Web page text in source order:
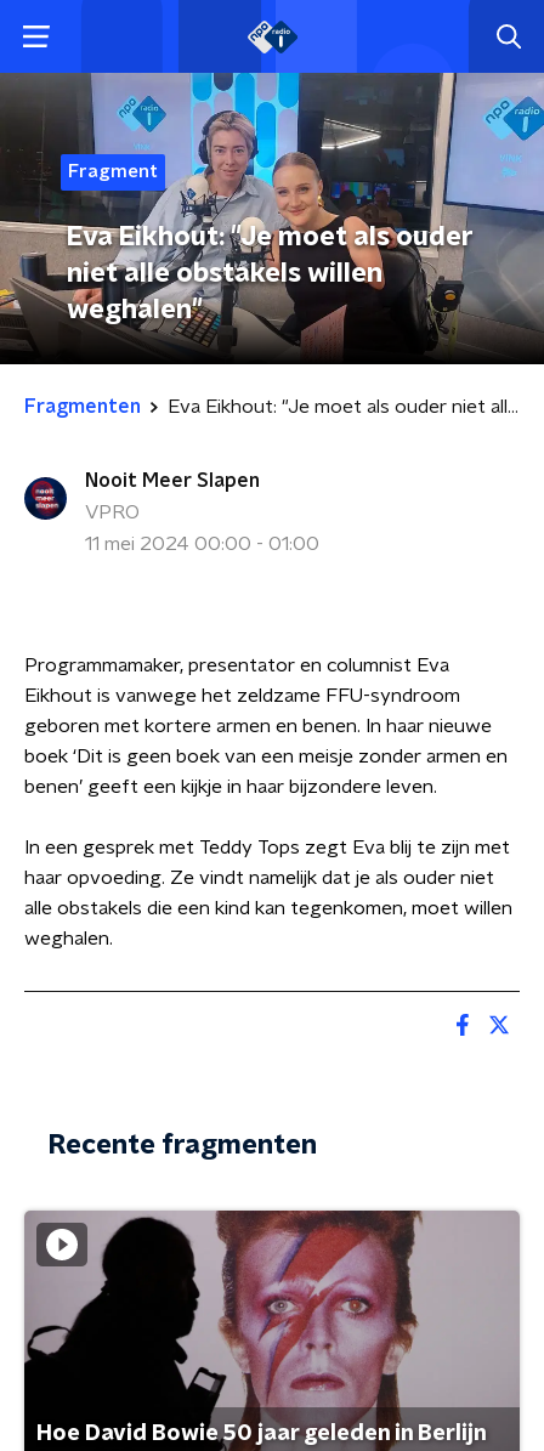
Fragment
Eva Eikhout: "Je moet als ouder
niet alle obstakels willen
weghalen"
Fragmenten Eva Eikhout: "Je moet als ouder niet alle obstakels willen weghalen"
Nooit Meer Slapen
VPRO
11 mei 2024 00:00 - 01:00
Programmamaker, presentator en columnist Eva
Eikhout is vanwege het zeldzame FFU-syndroom
geboren met kortere armen en benen. In haar nieuwe
boek ‘Dit is geen boek van een meisje zonder armen en
benen’ geeft een kijkje in haar bijzondere leven.
In een gesprek met Teddy Tops zegt Eva blij te zijn met
haar opvoeding. Ze vindt namelijk dat je als ouder niet
alle obstakels die een kind kan tegenkomen, moet willen
weghalen.
Recente fragmenten
Hoe David Bowie 50 jaar geleden in Berlijn